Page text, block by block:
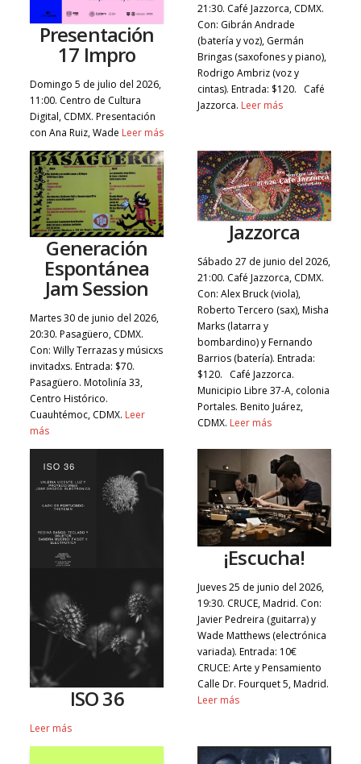
Presentación
17 Impro
Domingo 5 de julio del 2026,
11:00. Centro de Cultura
Digital, CDMX. Presentación
con Ana Ruiz, Wade Leer más
21:30. Café Jazzorca, CDMX.
Con: Gibrán Andrade
(batería y voz), Germán
Bringas (saxofones y piano),
Rodrigo Ambriz (voz y
cintas). Entrada: $120. Café
Jazzorca. Leer más
Generación
Espontánea
Jam Session
Martes 30 de junio del 2026,
20:30. Pasagüero, CDMX.
Con: Willy Terrazas y músicxs
invitadxs. Entrada: $70.
Pasagüero. Motolinía 33,
Centro Histórico.
Cuauhtémoc, CDMX. Leer
más
Jazzorca
Sábado 27 de junio del 2026,
21:00. Café Jazzorca, CDMX.
Con: Alex Bruck (viola),
Roberto Tercero (sax), Misha
Marks (latarra y
bombardino) y Fernando
Barrios (batería). Entrada:
$120. Café Jazzorca.
Municipio Libre 37-A, colonia
Portales. Benito Juárez,
CDMX. Leer más
ISO 36
Leer más
¡Escucha!
Jueves 25 de junio del 2026,
19:30. CRUCE, Madrid. Con:
Javier Pedreira (guitarra) y
Wade Matthews (electrónica
variada). Entrada: 10€
CRUCE: Arte y Pensamiento
Calle Dr. Fourquet 5, Madrid.
Leer más